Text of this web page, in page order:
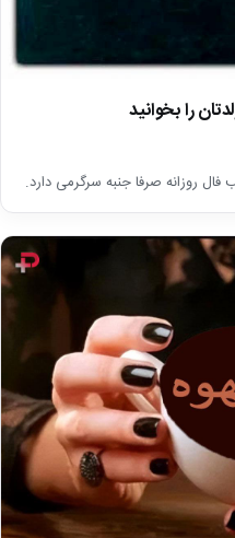
روزانه صرفا جنبه سرگرمی دارد.